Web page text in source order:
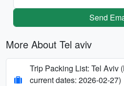
Send
More About Tel aviv
Trip Packing List: Tel Aviv
current dates: 2026-02-27)